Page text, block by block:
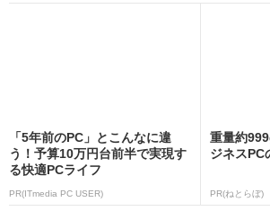
「5年前のPC」とこんなに違
う！予算10万円台前半で実現す
る快適PCライフ
PR(ITmedia PC USER)
重量約
ジネスPC
PR(ねとらぼ)